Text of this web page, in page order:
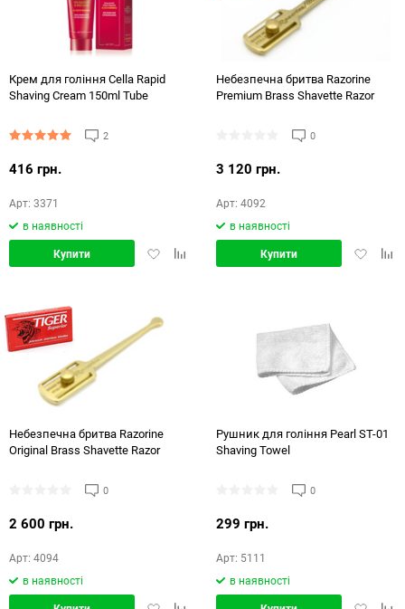
Крем для гоління Cella Rapid
Shaving Cream 150ml Tube
2
416 грн.
Арт: 3371
в наявності
ДодатиДодати
Купити
Небезпечна бритва Razorine
Premium Brass Shavette Razor
0
3 120 грн.
Арт: 4092
в наявності
Додати
Купити
Небезпечна бритва Razorine
Original Brass Shavette Razor
0
2 600 грн.
Арт: 4094
в наявності
Рушник для гоління Pearl ST-01
Shaving Towel
0
299 грн.
Арт: 5111
в наявності